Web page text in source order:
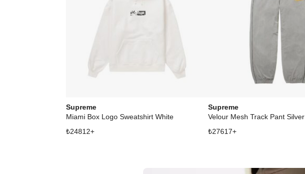
Supreme
Miami Box Logo Sweatshirt White
₺24812+
Supreme
Velour Mesh Track Pant Silver
₺27617+